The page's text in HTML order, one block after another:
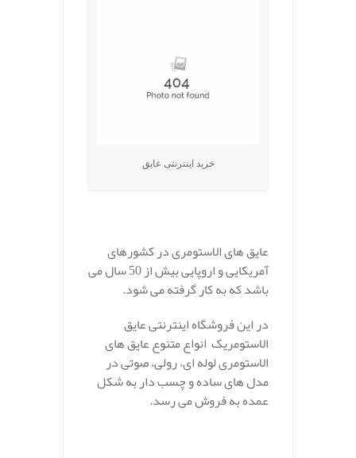
خرید اینترنتی عایق
عایق های الاستومری در کشورهای
آمریکایی و اروپایی بیش از 50 سال می
باشد که به کار گرفته می شود.
در این فروشگاه اینترنتی عایق
الاستومریک انواع متنوع عایق های
الاستومری لوله ای، رولی، صوتی در
مدل های ساده و چسب دار به شکل
عمده به فروش می رسد.